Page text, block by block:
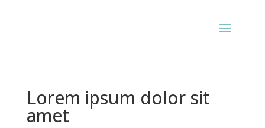
Lorem ipsum dolor sit
amet